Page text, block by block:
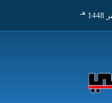
هـ